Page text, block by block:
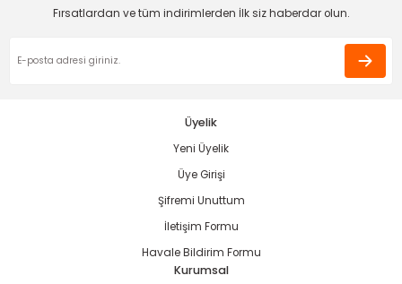
Gönder
Fırsatlardan ve tüm indirimlerden İlk siz haberdar olun.
Üyelik
Yeni Üyelik
Üye Girişi
Şifremi Unuttum
İletişim Formu
Havale Bildirim Formu
Kurumsal